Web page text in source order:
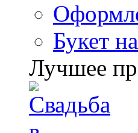
Букет
Лучшее